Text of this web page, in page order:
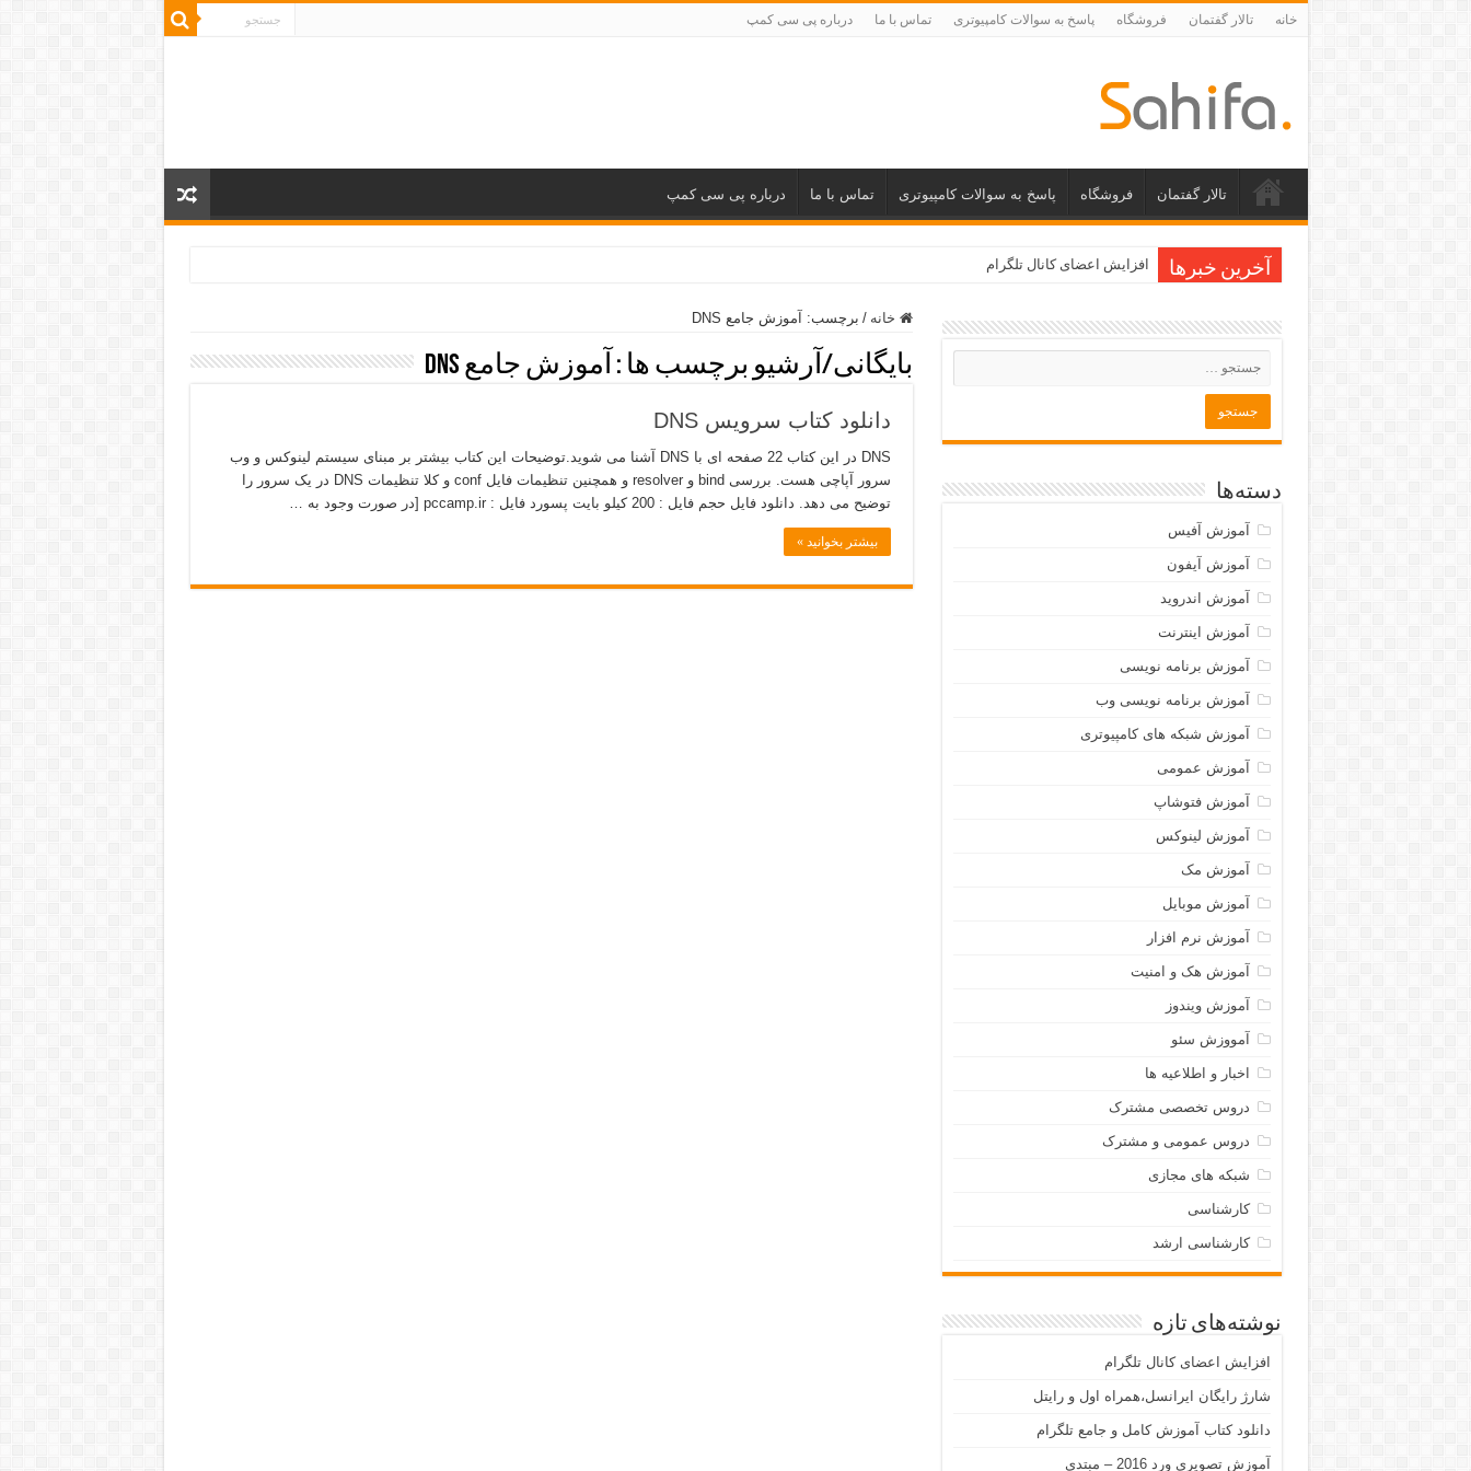
خانه تالار گفتمان فروشگاه پاسخ به سوالات کامپیوتری تماس با ما درباره پی سی کمپ
تالار گفتمان فروشگاه پاسخ به سوالات کامپیوتری تماس با ما درباره پی سی کمپ
آخرین خبرها افزایش اعضای کانال تلگرام
خانه / برچسب: آموزش جامع DNS
بایگانی/آرشیو برچسب ها : آموزش جامع DNS
دانلود کتاب سرویس DNS
DNS در این کتاب 22 صفحه ای با DNS آشنا می شوید.توضیحات این کتاب بیشتر بر مبنای سیستم لینوکس و وب
سرور آپاچی هست. بررسی bind و resolver و همچنین تنظیمات فایل conf و کلا تنظیمات DNS در یک سرور را
توضیح می دهد. دانلود فایل حجم فایل : 200 کیلو بايت پسورد فایل : pccamp.ir [در صورت وجود به …
بیشتر بخوانید »
دسته‌ها
آموزش آفیس
آموزش آیفون
آموزش اندروید
آموزش اینترنت
آموزش برنامه نویسی
آموزش برنامه نویسی وب
آموزش شبکه های کامپیوتری
آموزش عمومی
آموزش فتوشاپ
آموزش لینوکس
آموزش مک
آموزش موبایل
آموزش نرم افزار
آموزش هک و امنیت
آموزش ویندوز
آمووزش سئو
اخبار و اطلاعیه ها
دروس تخصصی مشترک
دروس عمومی و مشترک
شبکه های مجازی
کارشناسی
کارشناسی ارشد
نوشته‌های تازه
افزایش اعضای کانال تلگرام
شارژ رایگان ایرانسل،همراه اول و رایتل
دانلود کتاب آموزش کامل و جامع تلگرام
آموزش تصویری ورد 2016 – مبتدی